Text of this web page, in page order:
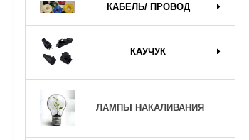
КАБЕЛЬ/ ПРОВОД
КАУЧУК
ЛАМПЫ НАКАЛИВАНИЯ